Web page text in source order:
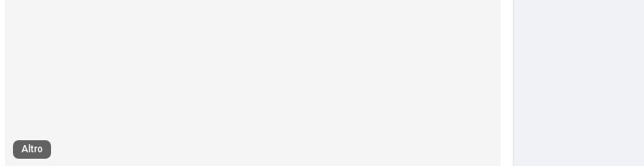
Altro